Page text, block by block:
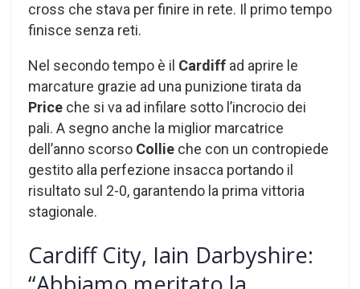
cross che stava per finire in rete. Il primo tempo
finisce senza reti.
Nel secondo tempo è il Cardiff ad aprire le
marcature grazie ad una punizione tirata da
Price che si va ad infilare sotto l’incrocio dei
pali. A segno anche la miglior marcatrice
dell’anno scorso Collie che con un contropiede
gestito alla perfezione insacca portando il
risultato sul 2-0, garantendo la prima vittoria
stagionale.
Cardiff City, Iain Darbyshire: